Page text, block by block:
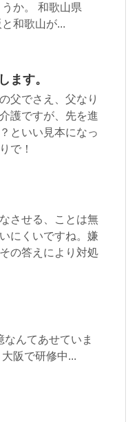
か。 和歌山県
和歌山が...
ます。
父でさえ、父なり
護ですが、先を進
といい見本になっ
で！
させる、ことは無
にくいですね。嫌
の答えにより対処
んてあせていま
阪で研修中...